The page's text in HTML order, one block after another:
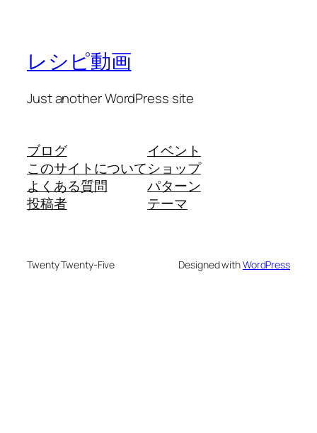
レシピ動画
Just another WordPress site
ブログ
このサイトについて
よくある質問
投稿者
イベント
ショップ
パターン
テーマ
Twenty Twenty-Five Designed withWordPress